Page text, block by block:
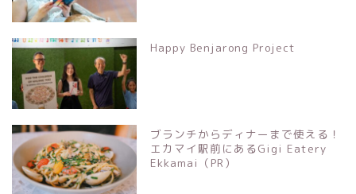
Happy Benjarong Project
ブランチからディナーまで使える！
エカマイ駅前にあるGigi Eatery
Ekkamai（PR）